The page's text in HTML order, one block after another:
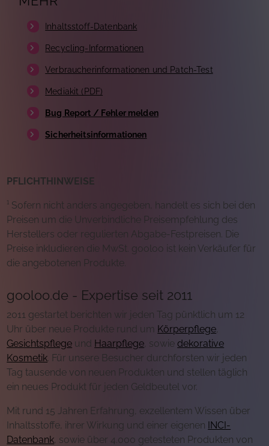
Inhaltsstoff-Datenbank
Recycling-Informationen
Verbraucherinformationen und Patch-Test
Mediakit (PDF)
Bug Report / Fehler melden
Sicherheitsinformationen
PFLICHTHINWEISE
¹ Sofern nicht anders angegeben, handelt es sich bei den
Preisen um die Unverbindliche Preisempfehlung des
Herstellers oder regulierten Abgabe-Festpreisen. Die
Preise inkludieren die MwSt. gooloo ist kein Verkäufer für
die angebotenen Produkte.
gooloo.de - Expertise seit 2011
2011 gestartet berichten wir jeden Tag pünktlich um 12
Uhr über neue Produkte rund um Körperpflege,
Gesichtspflege und Haarpflege , sowie dekorative
Kosmetik . Für unsere Besucher durchforsten wir jeden
Tag tausende von neuen Produkten und stellen täglich
ein neues Produkt für jeden Geldbeutel vor.
Mit rund 15 Jahren Erfahrung, exzellentem Wissen über
Inhaltsstoffe, ihrer Wirkung und einer eigenen INCI-
Datenbank, sowie über 4.000 getesteten Produkten von